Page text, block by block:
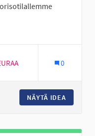
Seinäjoki
0
NÄYTÄ IDEA